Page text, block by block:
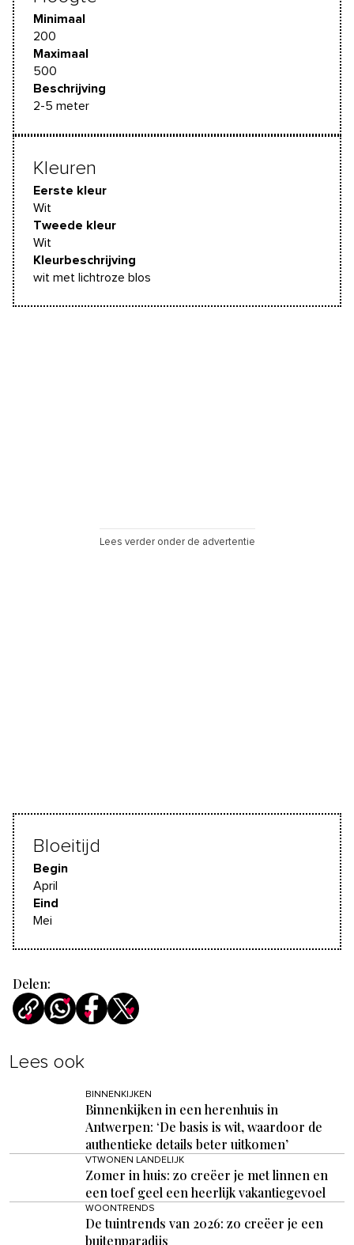
Minimaal
200
Maximaal
500
Beschrijving
2-5 meter
Kleuren
Eerste kleur
Wit
Tweede kleur
Wit
Kleurbeschrijving
wit met lichtroze blos
Lees verder onder de advertentie
Bloeitijd
Begin
April
Eind
Mei
Delen:
Lees ook
BINNENKIJKEN
Binnenkijken in een herenhuis in
Antwerpen: ‘De basis is wit, waardoor de
authentieke details beter uitkomen’
VTWONEN LANDELIJK
Zomer in huis: zo creëer je met linnen en
een toef geel een heerlijk vakantiegevoel
WOONTRENDS
De tuintrends van 2026: zo creëer je een
buitenparadijs